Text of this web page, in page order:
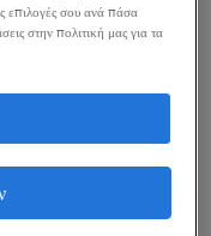
επιλογές σου ανά πάσα
στην πολιτική μας για τα